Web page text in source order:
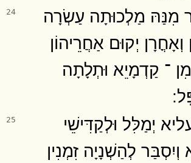
24
מִנַּהּ מַלְכוּתָה עַשְׂרָה
וְאָחֳרָן יְקוּם אַחֲרֵיהוֹן
־ קַדְמָיֵא וּתְלָתָה
׃
25
יְמַלִּל וּלְקַדִּישֵׁי
וְיִסְבַּר לְהַשְׁנָיָה זִמְנִין